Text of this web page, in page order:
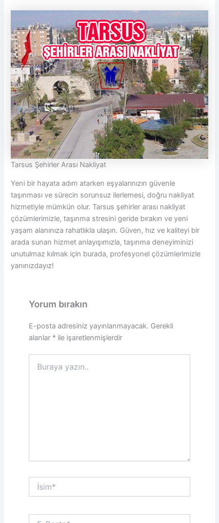
Tarsus Şehirler Arası Nakliyat
Yeni bir hayata adım atarken eşyalarınızın güvenle
taşınması ve sürecin sorunsuz ilerlemesi, doğru nakliyat
hizmetiyle mümkün olur. Tarsus şehirler arası nakliyat
çözümlerimizle, taşınma stresini geride bırakın ve yeni
yaşam alanınıza rahatlıkla ulaşın. Güven, hız ve kaliteyi bir
arada sunan hizmet anlayışımızla, taşınma deneyiminizi
unutulmaz kılmak için burada, profesyonel çözümlerimizle
yanınızdayız!
Yorum bırakın
E-posta adresiniz yayınlanmayacak. Gerekli
alanlar *ile işaretlenmişlerdir
yazın..
İsim*